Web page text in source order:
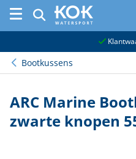
Bootkussens
ARC Marine
zwarte knopen